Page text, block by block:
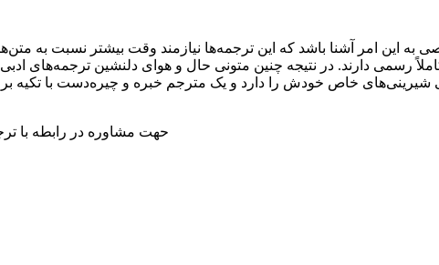
به این امر آشنا باشد که این ترجمه‌ها نیازمند وقت بیشتر نسبت به
رسمی دارند. در نتیجه چنین متونی حال و هوای دلنشین ترجمه‌های
شیرینی‌های خاص خودش را دارد و یک مترجم خبره و چیره‌دست با
حهت مشاوره در رابطه با